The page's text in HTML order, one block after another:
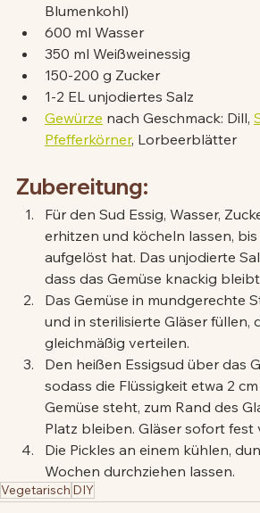
Blumenkohl)
600 ml Wasser
350 ml Weißweinessig
150-200 g Zucker
1-2 EL unjodiertes Salz
Gewürze nach Geschmack: Dill,
Pfefferkörner, Lorbeerblätter
Zubereitung:
Für den Sud Essig, Wasser,
erhitzen und köcheln lassen,
aufgelöst hat. Das unjodierte
dass das Gemüse knackig
Das Gemüse in mundgerechte
und in sterilisierte Gläser füllen,
gleichmäßig verteilen.
Den heißen Essigsud über das
sodass die Flüssigkeit etwa 2
Gemüse steht, zum Rand des
Platz bleiben. Gläser sofort fest
Die Pickles an einem kühlen,
Wochen durchziehen lassen.
Vegetarisch DIY